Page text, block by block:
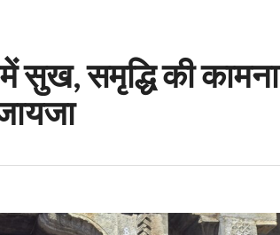
सुख, समृद्धि की कामना